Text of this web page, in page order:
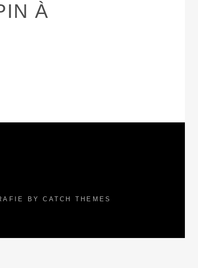
À
BYCATCH THEMES